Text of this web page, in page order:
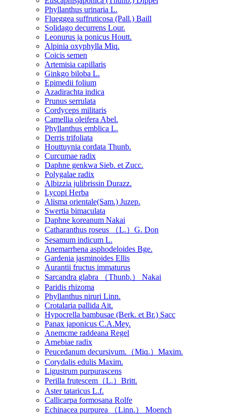
Phyllanthus urinaria L.
Flueggea suffruticosa (Pall.) Baill
Solidago decurrens Lour.
Leonurus ja ponicus Houtt.
Alpinia oxyphylla Miq.
Coicis semen
Artemisia capillaris
Ginkgo biloba L.
Epimedii folium
Azadirachta indica
Prunus serrulata
Cordyceps militaris
Camellia oleifera Abel.
Phyllanthus emblica L.
Derris trifoliata
Houttuynia cordata Thunb.
Curcumae radix
Daphne genkwa Sieb. et Zucc.
Polygalae radix
Albizzia julibrissin Durazz.
Lycopi Herba
Alisma orientale(Sam.) Juzep.
Swertia bimaculata
Daphne koreanum Nakai
Catharanthus roseus （L.）G. Don
Sesamum indicum L.
Anemarrhena asphodeloides Bge.
Gardenia jasminoides Ellis
Aurantii fructus immaturus
Sarcandra glabra （Thunb.） Nakai
Paridis rhizoma
Phyllanthus niruri Linn.
Crotalaria pallida Ait.
Hypocrella bambusae (Berk. et Br.) Sacc
Panax japonicus C.A.Mey.
Anemcme raddeana Regel
Arnebiae radix
Peucedanum decursivum.（Miq.）Maxim.
Corydalis edulis Maxim.
Ligustrum purpurascens
Perilla frutescem（L.）Britt.
Aster tataricus L.f.
Callicarpa formosana Rolfe
Echinacea purpurea （Linn.） Moench